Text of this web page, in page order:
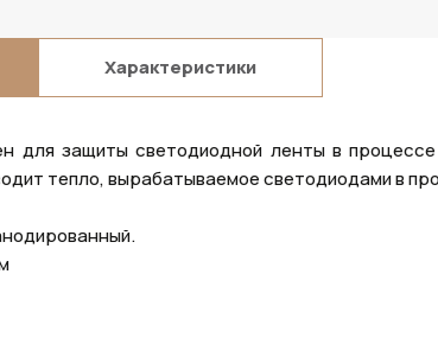
Характеристики
для защиты светодиодной ленты в процессе
тепло, вырабатываемое светодиодами в